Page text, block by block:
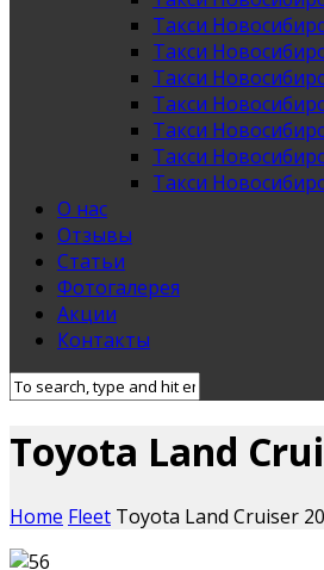
Такси
Такси
Такси
Такси
Такси
Такси
Такси
О нас
Отзывы
Статьи
Фотогалерея
Акции
Контакты
Toyota Land
Home Fleet Toyota Land Cruiser